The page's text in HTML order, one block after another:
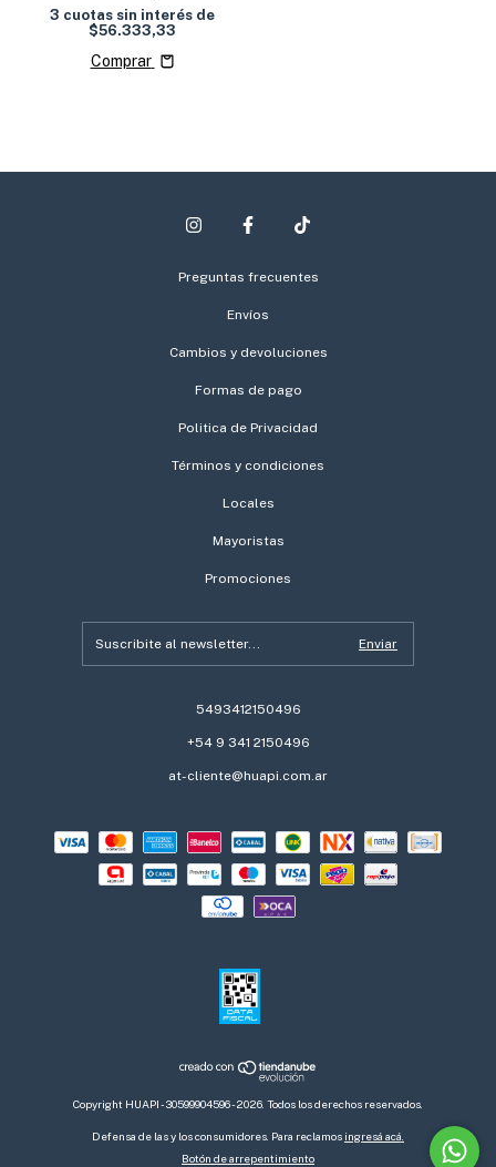
3 cuotas sin interés de
$56.333,33
Comprar
Preguntas frecuentes
Envíos
Cambios y devoluciones
Formas de pago
Politica de Privacidad
Términos y condiciones
Locales
Mayoristas
Promociones
5493412150496
+54 9 341 2150496
at-cliente@huapi.com.ar
Copyright HUAPI - 30599904596 - 2026. Todos los derechos reservados.
Defensa de las y los consumidores. Para reclamos ingresá acá.
Botón de arrepentimiento